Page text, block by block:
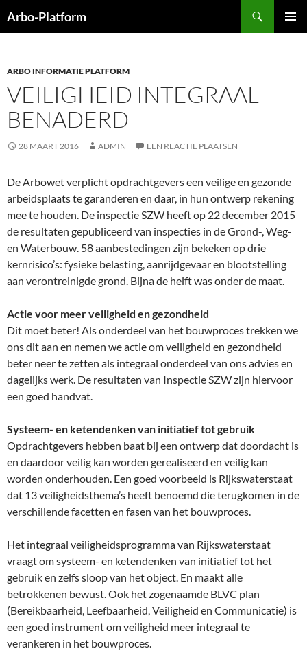
naar
Arbo-Platform
ARBO INFORMATIE PLATFORM
VEILIGHEID INTEGRAAL
BENADERD
28 MAART 2016 ADMIN EEN REACTIE PLAATSEN
De Arbowet verplicht opdrachtgevers een veilige en gezonde
arbeidsplaats te garanderen en daar, in hun ontwerp rekening
mee te houden. De inspectie SZW heeft op 22 december 2015
de resultaten gepubliceerd van inspecties in de Grond-, Weg-
en Waterbouw. 58 aanbestedingen zijn bekeken op drie
kernrisico’s: fysieke belasting, aanrijdgevaar en blootstelling
aan verontreinigde grond. Bijna de helft was onder de maat.
Actie voor meer veiligheid en gezondheid
Dit moet beter! Als onderdeel van het bouwproces trekken we
ons dit aan en nemen we actie om veiligheid en gezondheid
beter neer te zetten als integraal onderdeel van ons advies en
dagelijks werk. De resultaten van Inspectie SZW zijn hiervoor
een goed handvat.
Systeem- en ketendenken van initiatief tot gebruik
Opdrachtgevers hebben baat bij een ontwerp dat doordacht is
en daardoor veilig kan worden gerealiseerd en veilig kan
worden onderhouden. Een goed voorbeeld is Rijkswaterstaat
dat 13 veiligheidsthema’s heeft benoemd die terugkomen in de
verschillende facetten en fasen van het bouwproces.
Het integraal veiligheidsprogramma van Rijkswaterstaat
vraagt om systeem- en ketendenken van initiatief tot het
gebruik en zelfs sloop van het object. En maakt alle
betrokkenen bewust. Ook het zogenaamde BLVC plan
(Bereikbaarheid, Leefbaarheid, Veiligheid en Communicatie) is
een goed instrument om veiligheid meer integraal te
verankeren in het bouwproces.